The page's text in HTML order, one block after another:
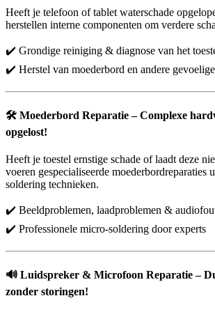
Heeft je telefoon of tablet waterschade
herstellen interne componenten om verdere
✔️ Grondige reiniging & diagnose van het
✔️ Herstel van moederbord en andere
🛠️ Moederbord Reparatie – Complexe
opgelost!
Heeft je toestel ernstige schade of laadt deze
voeren gespecialiseerde moederbordreparaties
soldering technieken.
✔️ Beeldproblemen, laadproblemen &
✔️ Professionele micro-soldering door experts
🔊 Luidspreker & Microfoon Reparatie –
zonder storingen!